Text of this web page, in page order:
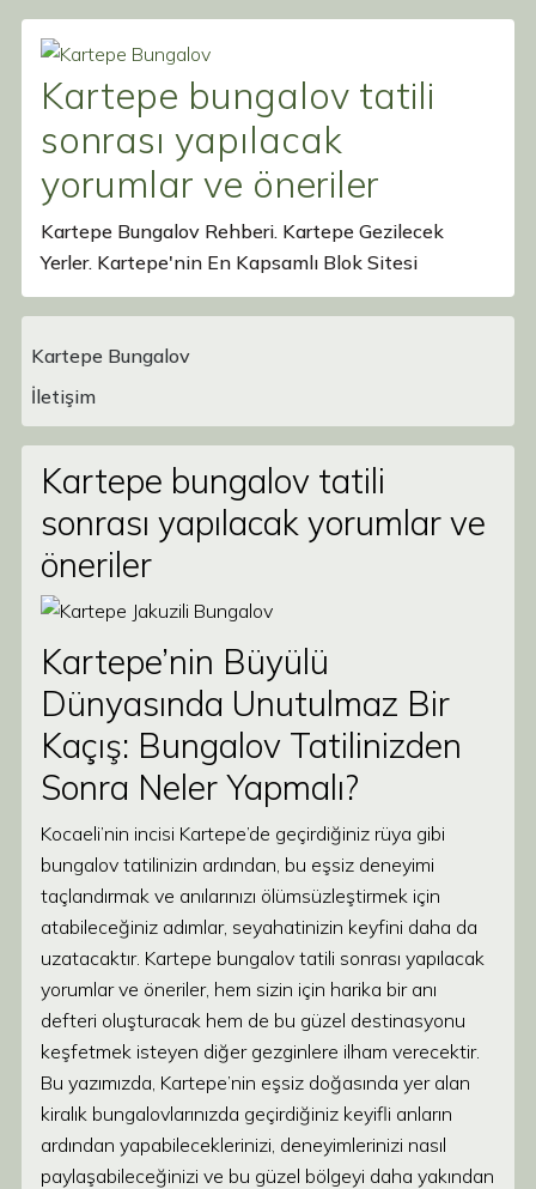
Kartepe bungalov tatili
sonrası yapılacak
yorumlar ve öneriler
Kartepe Bungalov Rehberi. Kartepe Gezilecek
Yerler. Kartepe'nin En Kapsamlı Blok Sitesi
Main Navigation
Kartepe Bungalov
İletişim
Kartepe bungalov tatili
sonrası yapılacak yorumlar ve
öneriler
Kartepe’nin Büyülü
Dünyasında Unutulmaz Bir
Kaçış: Bungalov Tatilinizden
Sonra Neler Yapmalı?
Kocaeli’nin incisi Kartepe’de geçirdiğiniz rüya gibi
bungalov tatilinizin ardından, bu eşsiz deneyimi
taçlandırmak ve anılarınızı ölümsüzleştirmek için
atabileceğiniz adımlar, seyahatinizin keyfini daha da
uzatacaktır. Kartepe bungalov tatili sonrası yapılacak
yorumlar ve öneriler, hem sizin için harika bir anı
defteri oluşturacak hem de bu güzel destinasyonu
keşfetmek isteyen diğer gezginlere ilham verecektir.
Bu yazımızda, Kartepe’nin eşsiz doğasında yer alan
kiralık bungalovlarınızda geçirdiğiniz keyifli anların
ardından yapabileceklerinizi, deneyimlerinizi nasıl
paylaşabileceğinizi ve bu güzel bölgeyi daha yakından